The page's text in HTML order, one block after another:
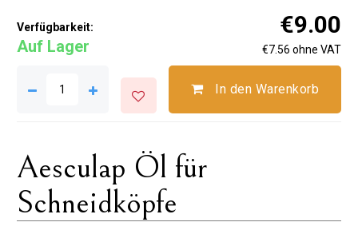
Verfügbarkeit:
Auf Lager
€9.00
€7.56 ohne VAT
In den Warenkorb
Aesculap Öl für
Schneidköpfe